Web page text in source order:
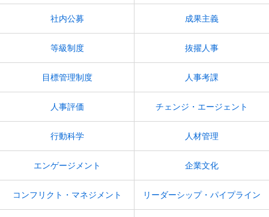
社内公募 成果主義
等級制度 抜擢人事
目標管理制度 人事考課
人事評価 チェンジ・エージェント
行動科学 人材管理
エンゲージメント 企業文化
コンフリクト・マネジメント リーダーシップ・パイプライン